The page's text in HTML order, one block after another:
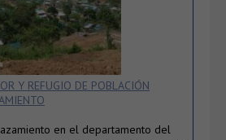
Y REFUGIO DE POBLACIÓN
en el departamento del